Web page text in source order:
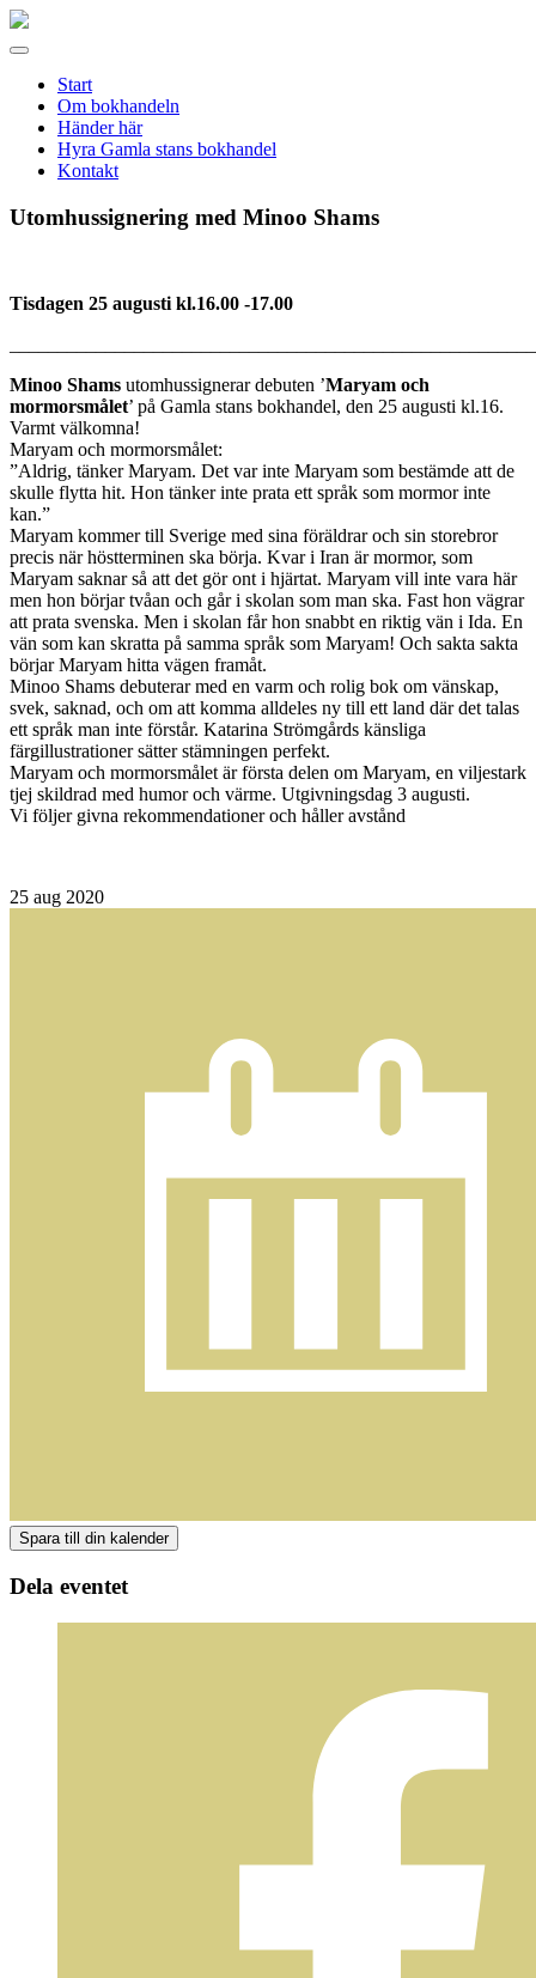
Gamla
Meny
Start
Om bokhandeln
Händer här
Hyra Gamla stans bokhandel
Kontakt
Utomhussignering med Minoo Shams
Tisdagen 25 augusti kl.16.00 -17.00
Minoo Shams utomhussignerar debuten ’Maryam och
mormorsmålet’ på Gamla stans bokhandel, den 25 augusti kl.16.
Varmt välkomna!
Maryam och mormorsmålet:
”Aldrig, tänker Maryam. Det var inte Maryam som bestämde att de
skulle flytta hit. Hon tänker inte prata ett språk som mormor inte
kan.”
Maryam kommer till Sverige med sina föräldrar och sin storebror
precis när höstterminen ska börja. Kvar i Iran är mormor, som
Maryam saknar så att det gör ont i hjärtat. Maryam vill inte vara här
men hon börjar tvåan och går i skolan som man ska. Fast hon vägrar
att prata svenska. Men i skolan får hon snabbt en riktig vän i Ida. En
vän som kan skratta på samma språk som Maryam! Och sakta sakta
börjar Maryam hitta vägen framåt.
Minoo Shams debuterar med en varm och rolig bok om vänskap,
svek, saknad, och om att komma alldeles ny till ett land där det talas
ett språk man inte förstår. Katarina Strömgårds känsliga
färgillustrationer sätter stämningen perfekt.
Maryam och mormorsmålet är första delen om Maryam, en viljestark
tjej skildrad med humor och värme. Utgivningsdag 3 augusti.
Vi följer givna rekommendationer och håller avstånd
25 aug 2020
Dela eventet